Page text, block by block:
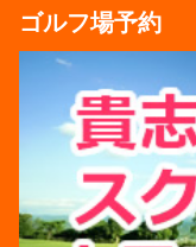
ゴルフ場予約